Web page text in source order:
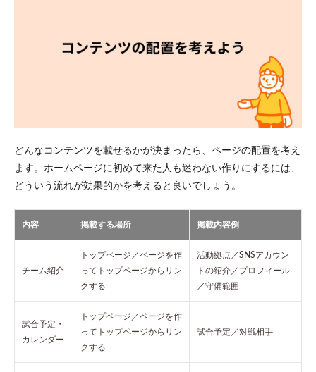
どんなコンテンツを載せるかが決まったら、ページの配置を考え
ます。ホームページに初めて来た人も迷わない作りにするには、
どういう流れが効果的かを考えると良いでしょう。
内容 掲載する場所 掲載内容例
チーム紹介
トップページ／ページを作
ってトップページからリン
クする
活動拠点／SNSアカウン
トの紹介／プロフィール
／守備範囲
試合予定・
カレンダー
トップページ／ページを作
ってトップページからリン
クする
試合予定／対戦相手